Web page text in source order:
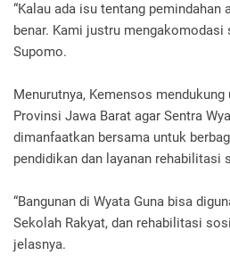
“Kalau ada isu tentang pemindahan
benar. Kami justru mengakomodasi
Supomo.
Menurutnya, Kemensos
Provinsi Jawa Barat agar Sentra
dimanfaatkan bersama untuk
pendidikan dan layanan rehabilitasi
“Bangunan di Wyata Guna bisa
Sekolah Rakyat, dan rehabilitasi
jelasnya.